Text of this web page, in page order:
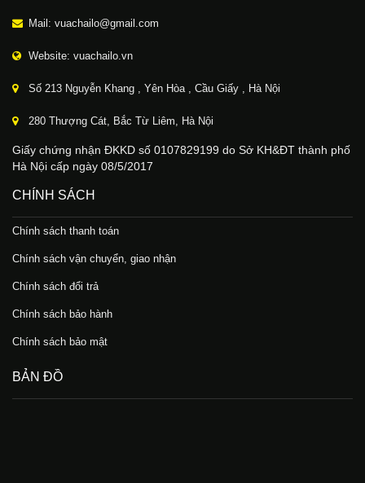
Mail: vuachailo@gmail.com
Website: vuachailo.vn
Số 213 Nguyễn Khang , Yên Hòa , Cầu Giấy , Hà Nội
280 Thượng Cát, Bắc Từ Liêm, Hà Nội
Giấy chứng nhận ĐKKD số 0107829199 do Sở KH&ĐT thành phố
Hà Nội cấp ngày 08/5/2017
CHÍNH SÁCH
Chính sách thanh toán
Chính sách vận chuyển, giao nhận
Chính sách đổi trả
Chính sách bảo hành
Chính sách bảo mật
BẢN ĐỒ